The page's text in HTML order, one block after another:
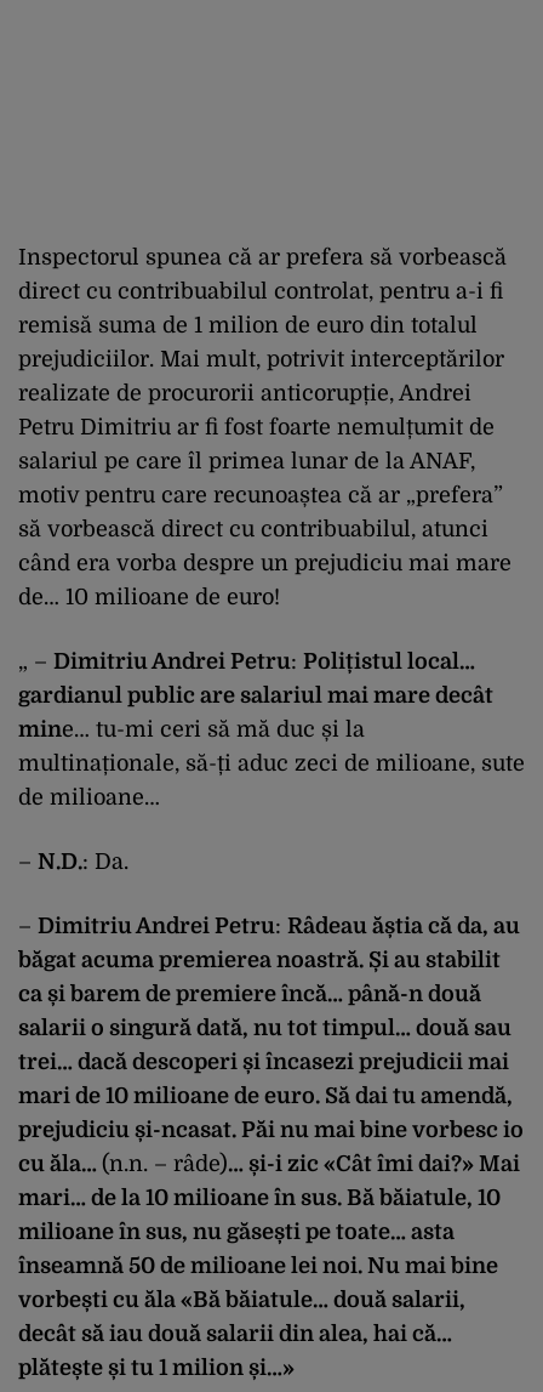
Inspectorul spunea că ar prefera să vorbească
direct cu contribuabilul controlat, pentru a-i fi
remisă suma de 1 milion de euro din totalul
prejudiciilor. Mai mult, potrivit interceptărilor
realizate de procurorii anticorupție, Andrei
Petru Dimitriu ar fi fost foarte nemulțumit de
salariul pe care îl primea lunar de la ANAF,
motiv pentru care recunoaștea că ar „prefera”
să vorbească direct cu contribuabilul, atunci
când era vorba despre un prejudiciu mai mare
de… 10 milioane de euro!
„ – Dimitriu Andrei Petru: Polițistul local…
gardianul public are salariul mai mare decât
mine… tu-mi ceri să mă duc și la
multinaționale, să-ți aduc zeci de milioane, sute
de milioane…
– N.D.: Da.
– Dimitriu Andrei Petru: Râdeau ăștia că da, au
băgat acuma premierea noastră. Și au stabilit
ca și barem de premiere încă… până-n două
salarii o singură dată, nu tot timpul… două sau
trei… dacă descoperi și încasezi prejudicii mai
mari de 10 milioane de euro. Să dai tu amendă,
prejudiciu și-ncasat. Păi nu mai bine vorbesc io
cu ăla… (n.n. – râde)… și-i zic «Cât îmi dai?» Mai
mari… de la 10 milioane în sus. Bă băiatule, 10
milioane în sus, nu găsești pe toate… asta
înseamnă 50 de milioane lei noi. Nu mai bine
vorbești cu ăla «Bă băiatule… două salarii,
decât să iau două salarii din alea, hai că…
plătește și tu 1 milion și…»